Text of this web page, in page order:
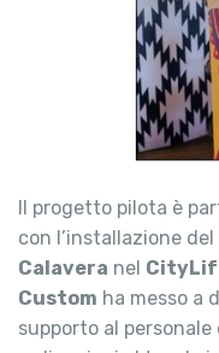
Il progetto pilota è
con l’installazione
Calavera nel
Custom ha messo a
supporto al